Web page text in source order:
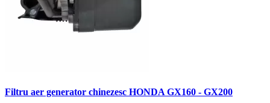
Filtru aer generator chinezesc HONDA GX160 - GX200